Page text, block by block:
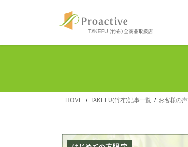
HOME TAKEFU(竹布)記事一覧 お客様の声